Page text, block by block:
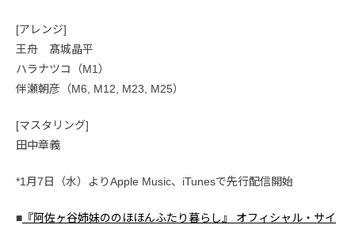
[アレンジ]
王舟 髙城晶平
ハラナツコ（M1）
伴瀬朝彦（M6, M12, M23, M25）
[マスタリング]
田中章義
*1月7日（水）よりApple Music、iTunesで先行配信開始
■ 『阿佐ヶ谷姉妹ののほほんふたり暮らし』 オフィシャル・サイ